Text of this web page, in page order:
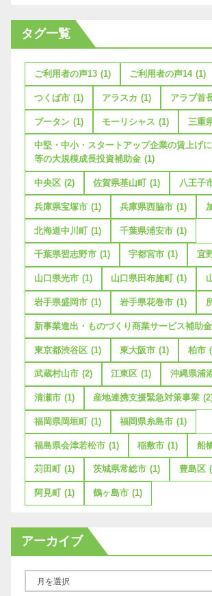
タグ一覧
ご利用者の声13 (1) ご利用者の声14 (1)
つくば市 (1) アラスカ (1) アラブ首
ブータン (1) モーリシャス (1) 三重
中堅・中小・スタートアップ企業の賃上げ
等の大規模成長投資補助金 (1)
中央区 (2) 佐賀県基山町 (1) 八王子
兵庫県宝塚市 (1) 兵庫県西脇市 (1)
北海道中川町 (1) 千葉県浦安市 (1)
千葉県習志野市 (1) 宇都宮市 (1) 宜
山口県光市 (1) 山口県田布施町 (1)
岩手県盛岡市 (1) 岩手県花巻市 (1)
新事業進出・ものづくり商業サービス補助金
東京都渋谷区 (1) 東大阪市 (1) 柏市
武蔵村山市 (2) 江東区 (1) 沖縄県浦
清瀬市 (1) 産地連携支援緊急対策事業
福岡県岡垣町 (1) 福岡県糸島市 (1)
福島県会津若松市 (1) 稲敷市 (1) 船
苅田町 (1) 茨城県常総市 (1) 豊島区
阿見町 (1) 鶴ヶ島市 (1)
アーカイブ